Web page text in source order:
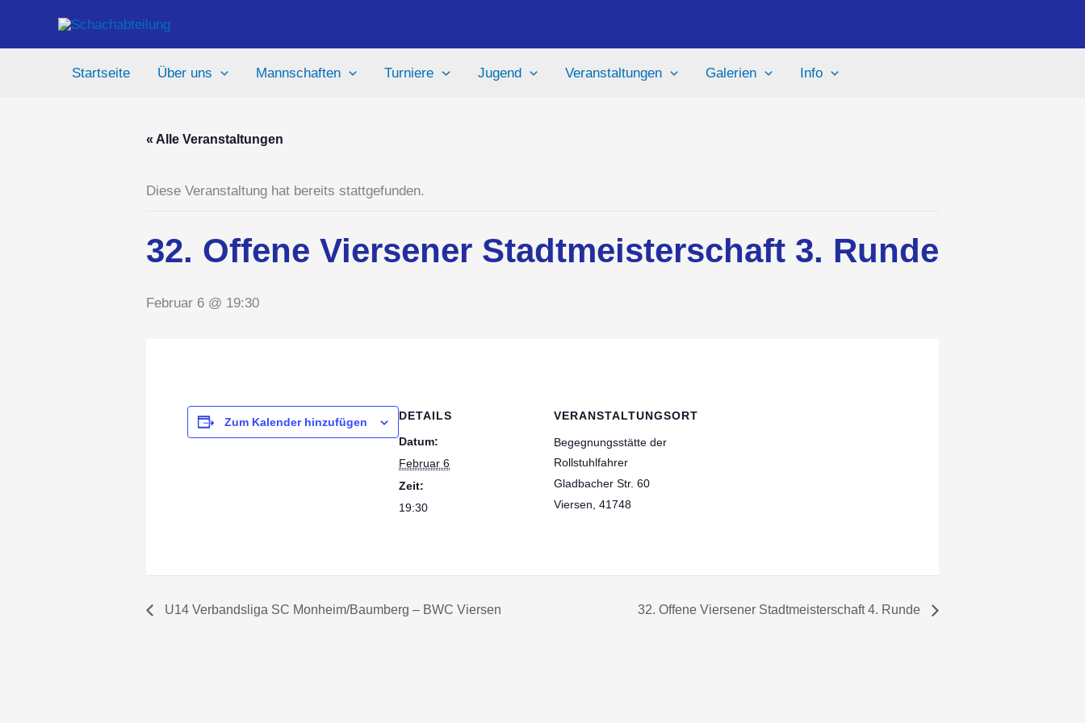
springen
Startseite
Über uns Mannschaften Turniere Jugend Veranstaltungen Galerien Info
« Alle Veranstaltungen
Diese Veranstaltung hat bereits stattgefunden.
32. Offene Viersener Stadtmeisterschaft 3. Runde
Februar 6 @ 19:30
Zum Kalender hinzufügen
DETAILS
Datum:
Februar 6
Zeit:
19:30
VERANSTALTUNGSORT
Begegnungsstätte der
Rollstuhlfahrer
Gladbacher Str. 60
Viersen 41748
U14 Verbandsliga SC Monheim/Baumberg – BWC Viersen 32. Offene Viersener Stadtmeisterschaft 4. Runde